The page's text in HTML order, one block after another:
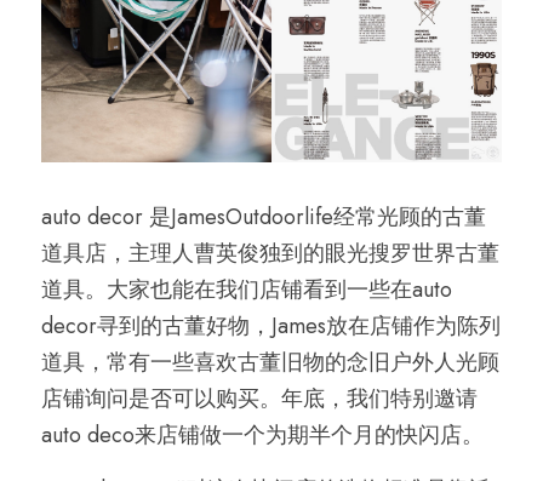
auto decor 是JamesOutdoorlife经常光顾的古董
道具店，主理人曹英俊独到的眼光搜罗世界古董
道具。大家也能在我们店铺看到一些在auto
decor寻到的古董好物，James放在店铺作为陈列
道具，常有一些喜欢古董旧物的念旧户外人光顾
店铺询问是否可以购买。年底，我们特别邀请
auto deco来店铺做一个为期半个月的快闪店。